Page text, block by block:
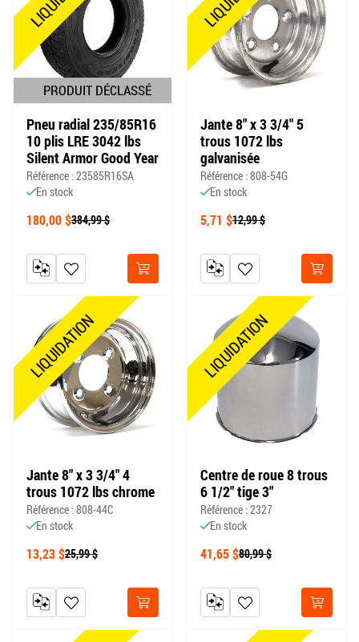
PRODUIT DÉCLASSÉ
Pneu radial 235/85R16
10 plis LRE 3042 lbs
Silent Armor Good Year
Référence : 23585R16SA
En stock
180,00 $384,99 $
Acheter
AJOUTER À MA LISTE DE SOUHAITS
AJOUTER AU COMPARATEUR
Jante 8" x 3 3/4" 5
trous 1072 lbs
galvanisée
Référence : 808-54G
En stock
5,71 $12,99 $
Acheter
AJOUTER À MA LISTE DE
AJOUTER AU COMPARATEUR
LIQUIDATION
Jante 8" x 3 3/4" 4
trous 1072 lbs chrome
Référence : 808-44C
En stock
13,23 $25,99 $
Acheter
AJOUTER À MA LISTE DE SOUHAITS
AJOUTER AU COMPARATEUR
LIQUIDATION
Centre de roue 8 trous
6 1/2" tige 3"
Référence : 2327
En stock
41,65 $80,99 $
Acheter
AJOUTER À MA LISTE DE
AJOUTER AU COMPARATEUR